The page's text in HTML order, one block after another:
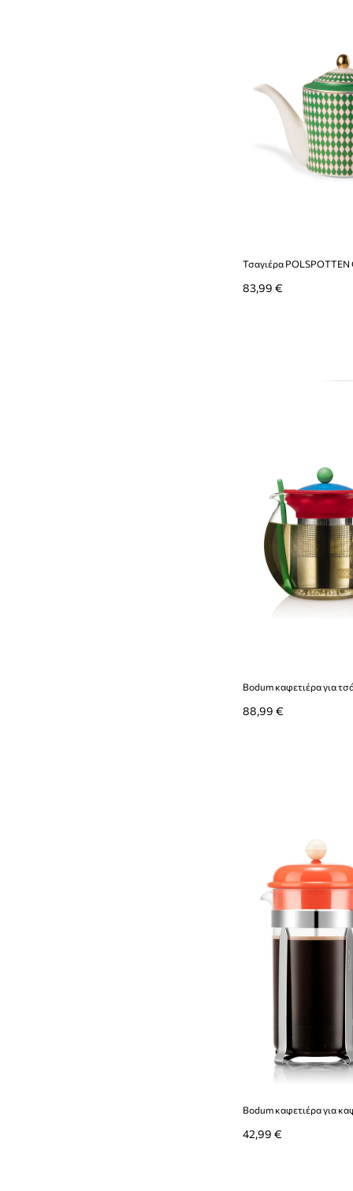
Τσαγιέρα POLSPOTTEN
83,99 €
88,99 €
42,99 €